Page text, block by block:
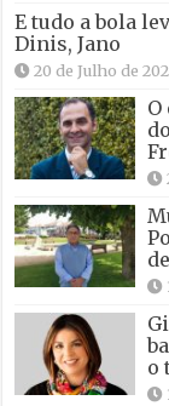
E tudo a bola
Dinis, Jano
20 de Julho de
O
o